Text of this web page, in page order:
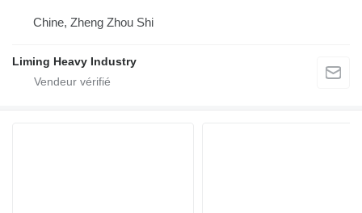
Chine, Zheng Zhou Shi
Liming Heavy Industry